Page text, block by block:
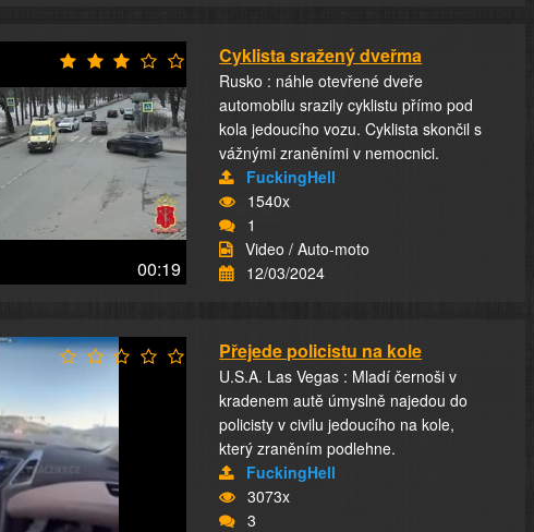
00:19
Cyklista sražený dveřma
Rusko : náhle otevřené dveře
automobilu srazily cyklistu přímo pod
kola jedoucího vozu. Cyklista skončil s
vážnými zraněními v nemocnici.
FuckingHell
1540x
1
Video / Auto-moto
12/03/2024
Přejede policistu na kole
U.S.A. Las Vegas : Mladí černoši v
kradenem autě úmyslně najedou do
policisty v civilu jedoucího na kole,
který zraněním podlehne.
FuckingHell
3073x
3